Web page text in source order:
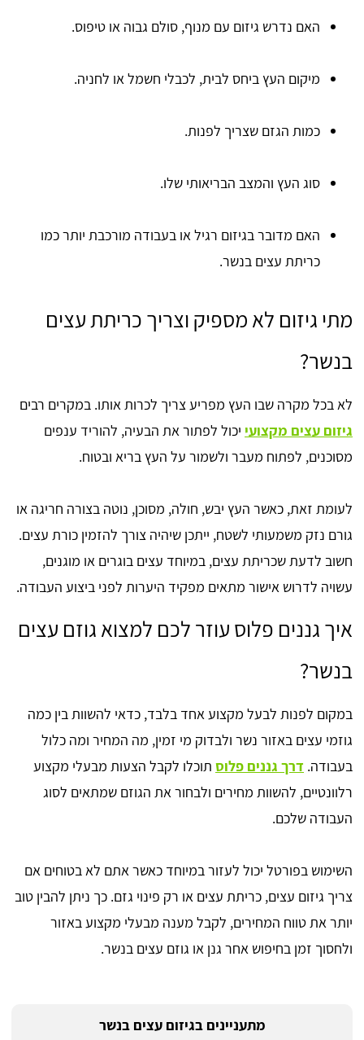
האם נדרש גיזום עם מנוף, סולם גבוה או טיפוס.
מיקום העץ ביחס לבית, לכבלי חשמל או לחניה.
כמות הגזם שצריך לפנות.
סוג העץ והמצב הבריאותי שלו.
האם מדובר בגיזום רגיל או בעבודה מורכבת יותר כמו
כריתת עצים בנשר.
מתי גיזום לא מספיק וצריך כריתת עצים
בנשר?
לא בכל מקרה שבו העץ מפריע צריך לכרות אותו. במקרים רבים
גיזום עצים מקצועי יכול לפתור את הבעיה, להוריד ענפים
מסוכנים, לפתוח מעבר ולשמור על העץ בריא ובטוח.
לעומת זאת, כאשר העץ יבש, חולה, מסוכן, נוטה בצורה חריגה או
גורם נזק משמעותי לשטח, ייתכן שיהיה צורך להזמין כורת עצים.
חשוב לדעת שכריתת עצים, במיוחד עצים בוגרים או מוגנים,
עשויה לדרוש אישור מתאים מפקיד היערות לפני ביצוע העבודה.
איך גננים פלוס עוזר לכם למצוא גוזם עצים
בנשר?
במקום לפנות לבעל מקצוע אחד בלבד, כדאי להשוות בין כמה
גוזמי עצים באזור נשר ולבדוק מי זמין, מה המחיר ומה כלול
בעבודה. דרך גננים פלוס תוכלו לקבל הצעות מבעלי מקצוע
רלוונטיים, להשוות מחירים ולבחור את הגוזם שמתאים לסוג
העבודה שלכם.
השימוש בפורטל יכול לעזור במיוחד כאשר אתם לא בטוחים אם
צריך גיזום עצים, כריתת עצים או רק פינוי גזם. כך ניתן להבין טוב
יותר את טווח המחירים, לקבל מענה מבעלי מקצוע באזור
ולחסוך זמן בחיפוש אחר גנן או גוזם עצים בנשר.
מתעניינים בגיזום עצים בנשר